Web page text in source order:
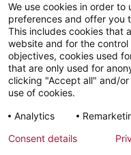
We use cookies in order
preferences and offer you
This includes cookies that
website and for the
objectives, cookies used
that are only used for
clicking "Accept all" and/
use of cookies.
Analytics
Consent details